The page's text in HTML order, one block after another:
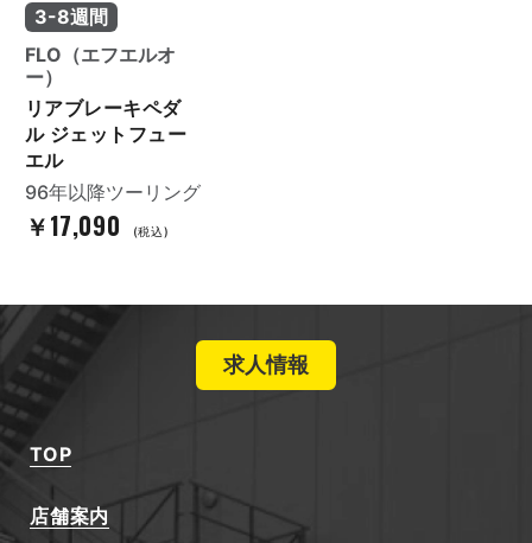
3-8週間
FLO（エフエルオ
ー）
リアブレーキペダ
ル ジェットフュー
エル
96年以降ツーリング
￥17,090 (税込)
求人情報
TOP
店舗案内